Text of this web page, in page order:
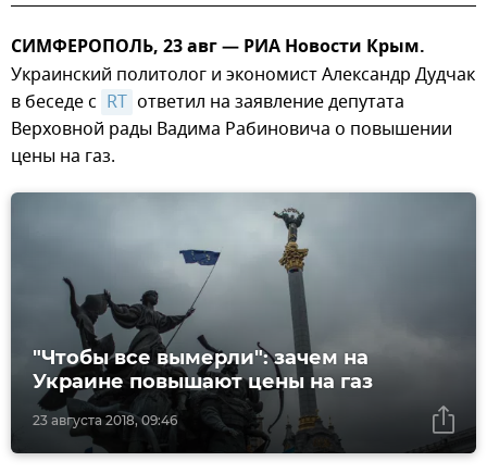
СИМФЕРОПОЛЬ, 23 авг — РИА Новости Крым.
Украинский политолог и экономист Александр Дудчак
в беседе с RT ответил на заявление депутата
Верховной рады Вадима Рабиновича о повышении
цены на газ.
23 августа 2018, 09:46
"Чтобы все вымерли": зачем на
Украине повышают цены на газ